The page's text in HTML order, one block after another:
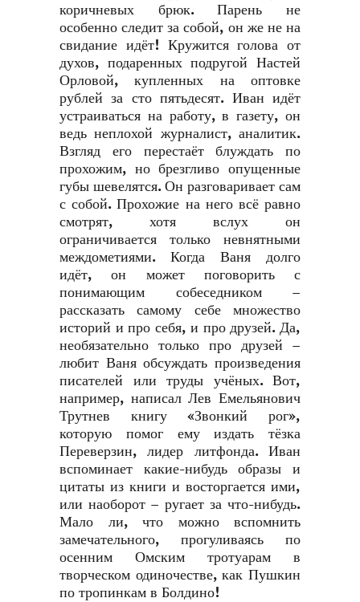
коричневых брюк. Парень не
особенно следит за собой, он же не на
свидание идёт! Кружится голова от
духов, подаренных подругой Настей
Орловой, купленных на оптовке
рублей за сто пятьдесят. Иван идёт
устраиваться на работу, в газету, он
ведь неплохой журналист, аналитик.
Взгляд его перестаёт блуждать по
прохожим, но брезгливо опущенные
губы шевелятся. Он разговаривает сам
с собой. Прохожие на него всё равно
смотрят, хотя вслух он
ограничивается только невнятными
междометиями. Когда Ваня долго
идёт, он может поговорить с
понимающим собеседником –
рассказать самому себе множество
историй и про себя, и про друзей. Да,
необязательно только про друзей –
любит Ваня обсуждать произведения
писателей или труды учёных. Вот,
например, написал Лев Емельянович
Трутнев книгу «Звонкий рог»,
которую помог ему издать тёзка
Переверзин, лидер литфонда. Иван
вспоминает какие-нибудь образы и
цитаты из книги и восторгается ими,
или наоборот – ругает за что-нибудь.
Мало ли, что можно вспомнить
замечательного, прогуливаясь по
осенним Омским тротуарам в
творческом одиночестве, как Пушкин
по тропинкам в Болдино!